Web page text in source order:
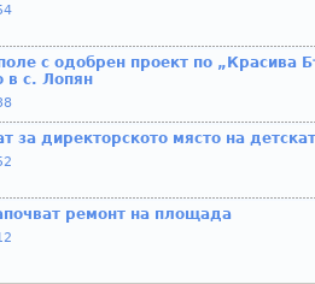
с одобрен проект по „Красива
в с. Лопян
за директорското място на
ремонт на площада